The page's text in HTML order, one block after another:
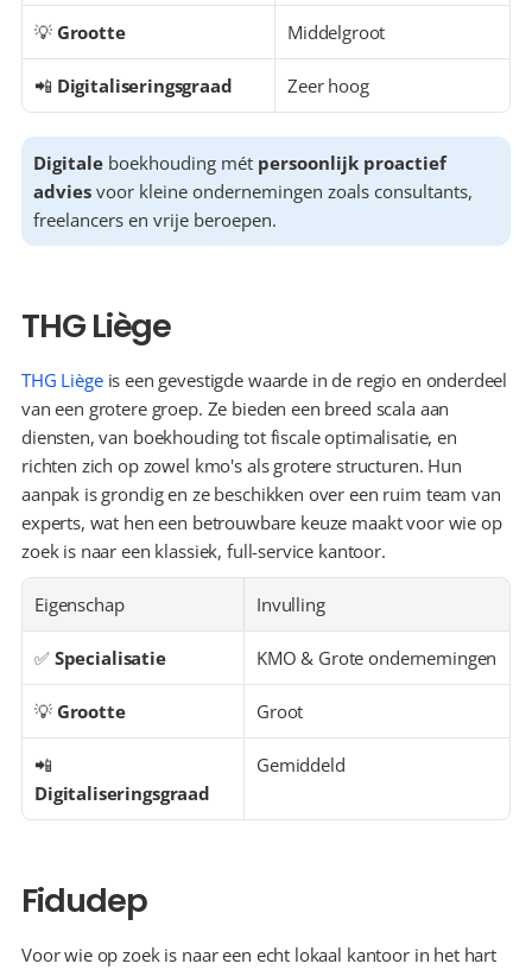
💡 Grootte Middelgroot
📲 Digitaliseringsgraad Zeer hoog
Digitale boekhouding mét persoonlijk proactief
advies voor kleine ondernemingen zoals consultants,
freelancers en vrije beroepen.
THG Liège
THG Liège is een gevestigde waarde in de regio en onderdeel
van een grotere groep. Ze bieden een breed scala aan
diensten, van boekhouding tot fiscale optimalisatie, en
richten zich op zowel kmo's als grotere structuren. Hun
aanpak is grondig en ze beschikken over een ruim team van
experts, wat hen een betrouwbare keuze maakt voor wie op
zoek is naar een klassiek, full-service kantoor.
Eigenschap Invulling
✅ Specialisatie KMO & Grote ondernemingen
💡 Grootte Groot
Digitaliseringsgraad
Gemiddeld
Fidudep
Voor wie op zoek is naar een echt lokaal kantoor in het hart